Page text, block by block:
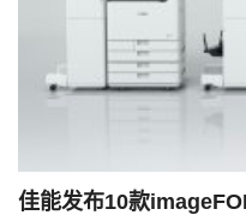
佳能发布10款